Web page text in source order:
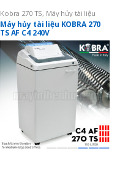
Kobra 270 TS, Máy hủy tài liệu
Máy hủy tài liệu KOBRA 270
TS AF C4 240V